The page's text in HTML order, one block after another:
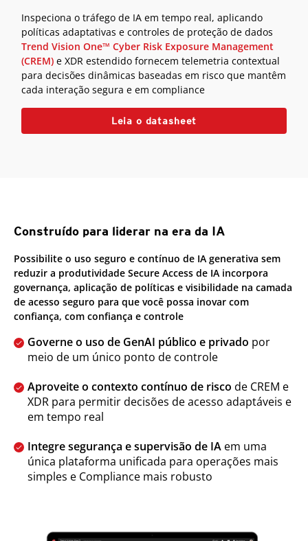
Inspeciona o tráfego de IA em tempo real, aplicando
políticas adaptativas e controles de proteção de dados
Trend Vision One™ Cyber Risk Exposure Management
(CREM) e XDR estendido fornecem telemetria contextual
para decisões dinâmicas baseadas em risco que mantêm
cada interação segura e em compliance
Leia o datasheet
Construído para liderar na era da IA
Possibilite o uso seguro e contínuo de IA generativa sem
reduzir a produtividade Secure Access de IA incorpora
governança, aplicação de políticas e visibilidade na camada
de acesso seguro para que você possa inovar com
confiança, com confiança e controle
Governe o uso de GenAI público e privado por
meio de um único ponto de controle
Aproveite o contexto contínuo de risco de CREM e
XDR para permitir decisões de acesso adaptáveis e
em tempo real
Integre segurança e supervisão de IA em uma
única plataforma unificada para operações mais
simples e Compliance mais robusto